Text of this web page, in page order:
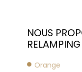
NOUS
Orange